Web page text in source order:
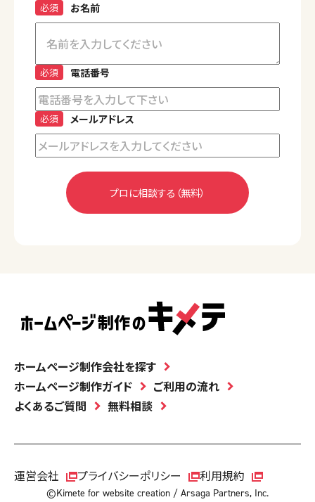
お名前
必須
電話番号
必須
メールアドレス
必須
ホームページ制作会社を探す
ホームページ制作ガイド
ご利用の流れ
よくあるご質問
無料相談
運営会社 プライバシーポリシー 利用規約
©Kimete for website creation / Arsaga Partners, Inc.